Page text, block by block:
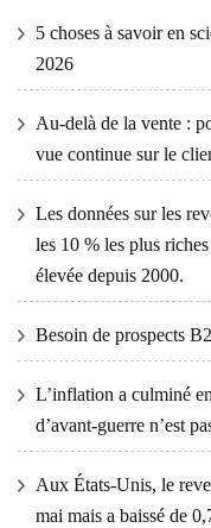
5 choses à savoir en
2026
Au-delà de la vente :
vue continue sur le
Les données sur les
les 10 % les plus
élevée depuis 2000.
Besoin de prospects
L’inflation a culminé
d’avant-guerre n’est
Aux États-Unis, le
mai mais a baissé de